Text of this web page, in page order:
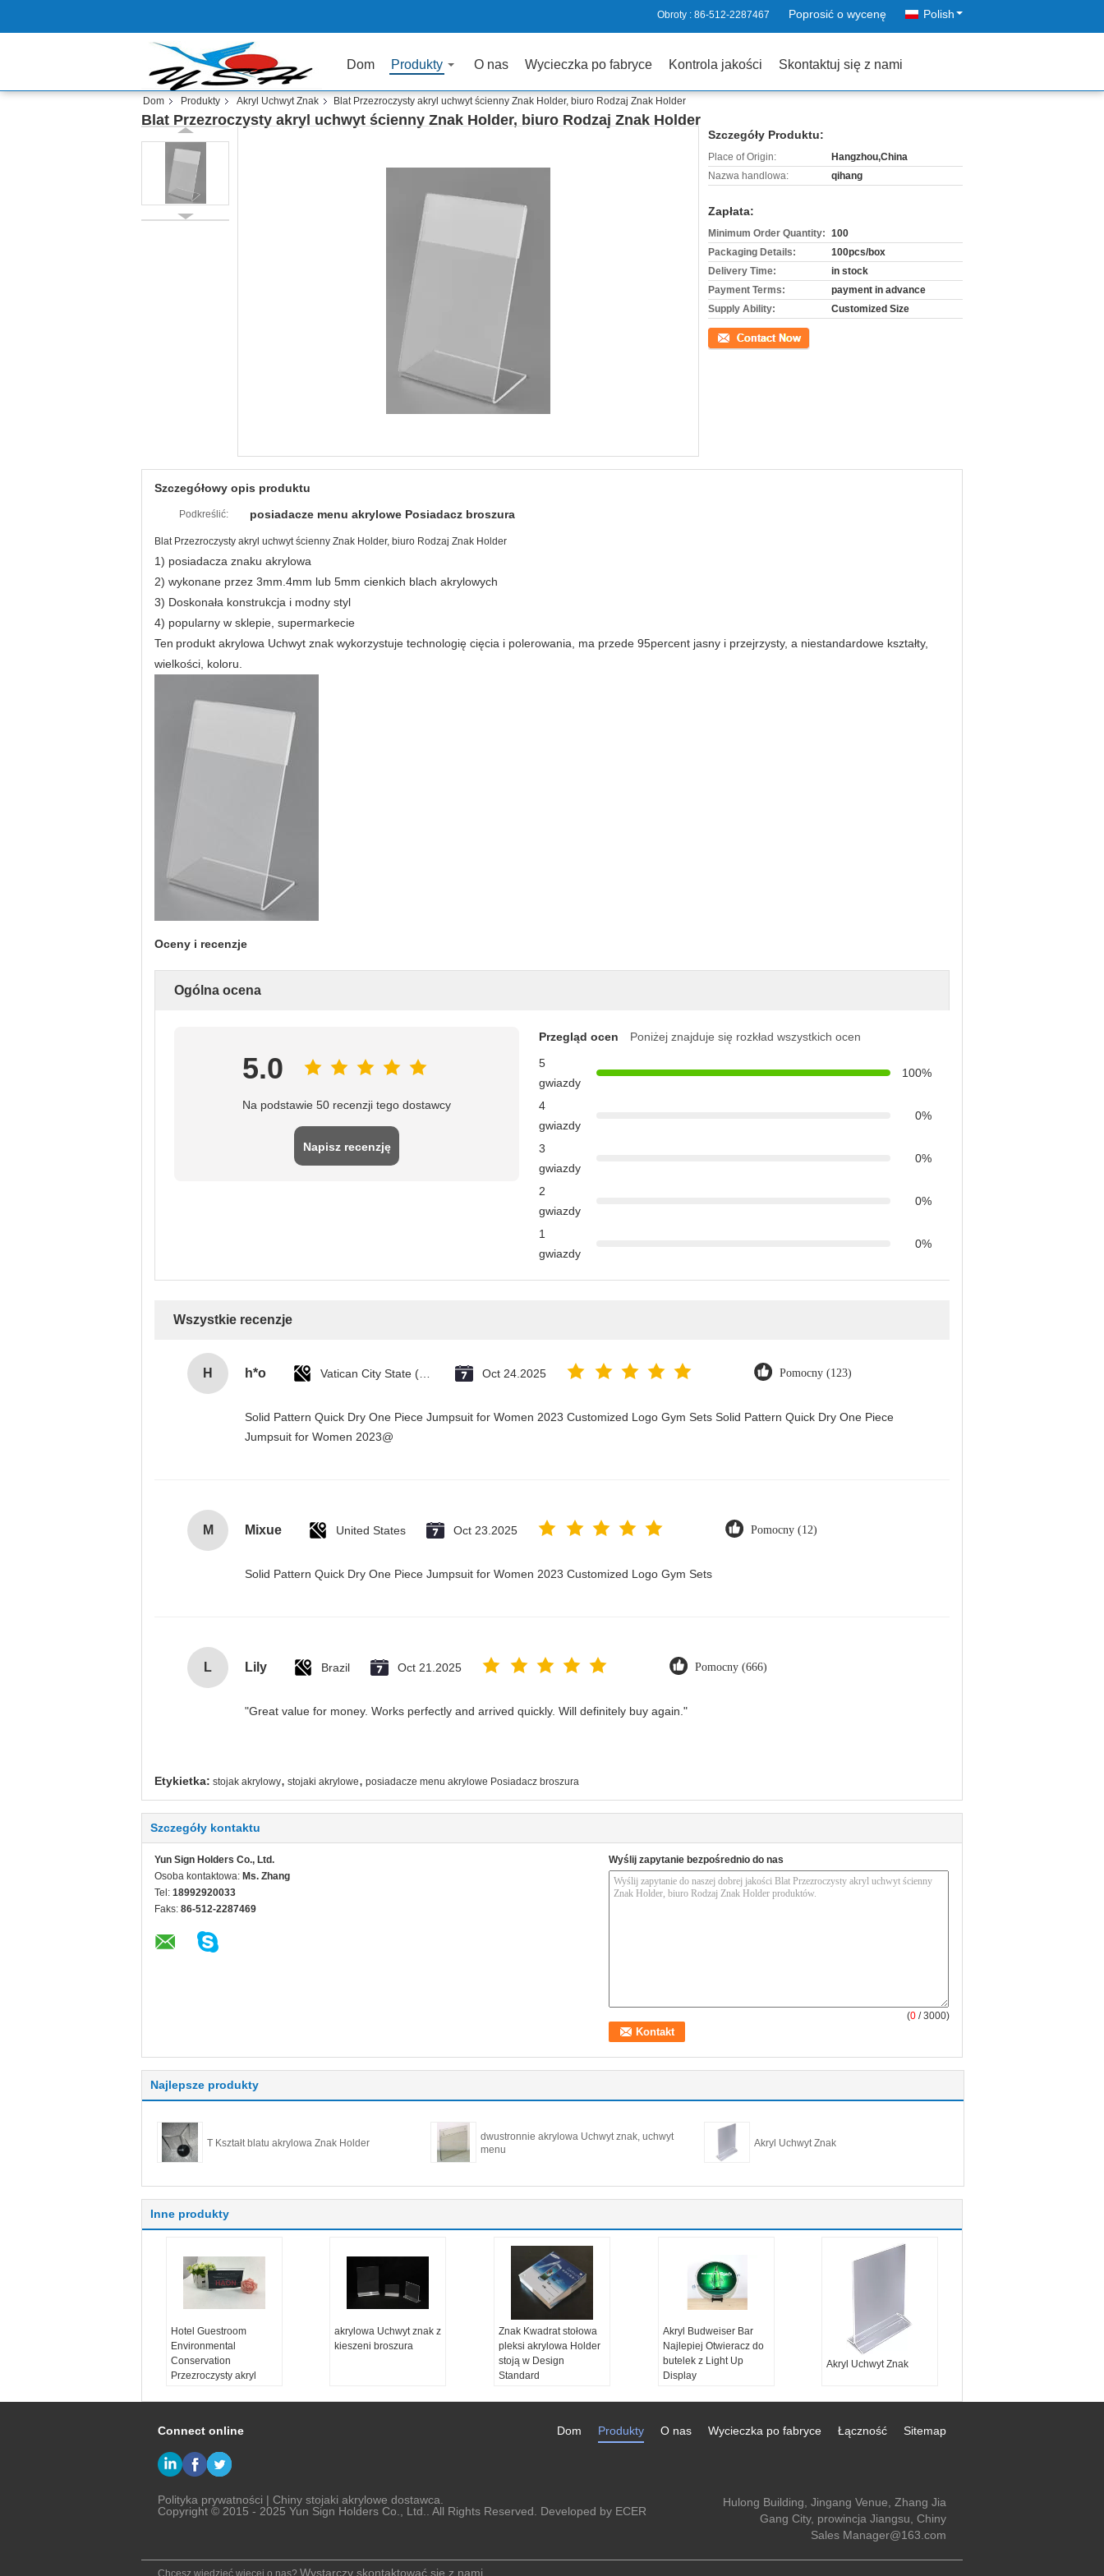
Obroty : 86-512-2287467 Poprosić o wycenę Polish
Dom Produkty O nas Wycieczka po fabryce Kontrola jakości Skontaktuj się z nami
Dom Produkty Akryl Uchwyt Znak Blat Przezroczysty akryl uchwyt ścienny Znak Holder, biuro Rodzaj Znak Holder
Blat Przezroczysty akryl uchwyt ścienny Znak Holder, biuro Rodzaj Znak Holder
Szczegóły Produktu:
Place of Origin:
Hangzhou,China
Nazwa handlowa:
qihang
Zapłata:
Minimum Order Quantity: 100
Packaging Details:
100pcs/box
Delivery Time:
in stock
Payment Terms:
payment in advance
Supply Ability:
Customized Size
Kontakt
Szczegółowy opis produktu
Podkreślić: posiadacze menu akrylowe Posiadacz broszura
Blat Przezroczysty akryl uchwyt ścienny Znak Holder, biuro Rodzaj Znak Holder
1) posiadacza znaku akrylowa
2) wykonane przez 3mm.4mm lub 5mm cienkich blach akrylowych
3) Doskonała konstrukcja i modny styl
4) popularny w sklepie, supermarkecie
Ten produkt akrylowa Uchwyt znak wykorzystuje technologię cięcia i polerowania, ma przede 95percent jasny i przejrzysty, a niestandardowe kształty,
wielkości, koloru.
Oceny i recenzje
Ogólna ocena
5.0
Na podstawie 50 recenzji tego dostawcy
Napisz recenzję
Przegląd ocen
Poniżej znajduje się rozkład wszystkich ocen
5
gwiazdy
100%
4
gwiazdy
0%
3
gwiazdy
0%
2
gwiazdy
0%
1
gwiazdy
0%
Wszystkie recenzje
H h*o Oct 24.2025 Pomocny (123)
Solid Pattern Quick Dry One Piece Jumpsuit for Women 2023 Customized Logo Gym Sets Solid Pattern Quick Dry One Piece
Jumpsuit for Women 2023@
M Mixue United States Oct 23.2025 Pomocny (12)
Solid Pattern Quick Dry One Piece Jumpsuit for Women 2023 Customized Logo Gym Sets
L Lily Brazil Oct 21.2025 Pomocny (666)
"Great value for money. Works perfectly and arrived quickly. Will definitely buy again."
Etykietka: stojak akrylowy, stojaki akrylowe, posiadacze menu akrylowe Posiadacz broszura
Szczegóły kontaktu
Yun Sign Holders Co., Ltd.
Osoba kontaktowa: Ms. Zhang
Tel: 18992920033
Faks: 86-512-2287469
Wyślij zapytanie bezpośrednio do nas
(0 / 3000)
Najlepsze produkty
T Kształt blatu akrylowa Znak Holder
dwustronnie akrylowa Uchwyt znak, uchwyt
menu
Akryl Uchwyt Znak
Inne produkty
Hotel Guestroom
Environmental
Conservation
Przezroczysty akryl
akrylowa Uchwyt znak z
kieszeni broszura
Znak Kwadrat stołowa
pleksi akrylowa Holder
stoją w Design
Standard
Projekt OEM:
1000szt
Akryl Budweiser Bar
Najlepiej Otwieracz do
butelek z Light Up
Display
Akryl Uchwyt Znak
Connect online Sitemap
Łączność
Wycieczka po fabryce
O nas
Produkty
Dom
Polityka prywatności | Chiny stojaki akrylowe dostawca.
Copyright © 2015 - 2025 Yun Sign Holders Co., Ltd.. All Rights Reserved. Developed by ECER
Hulong Building, Jingang Venue, Zhang Jia
Gang City, prowincja Jiangsu, Chiny
Sales Manager@163.com
Chcesz wiedzieć więcej o nas? Wystarczy skontaktować się z nami